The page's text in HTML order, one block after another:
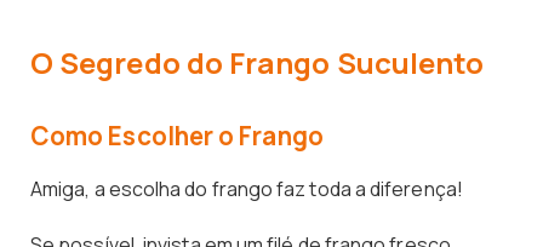
O Segredo do Frango Suculento
Como Escolher o Frango
Amiga, a escolha do frango faz toda a diferença!